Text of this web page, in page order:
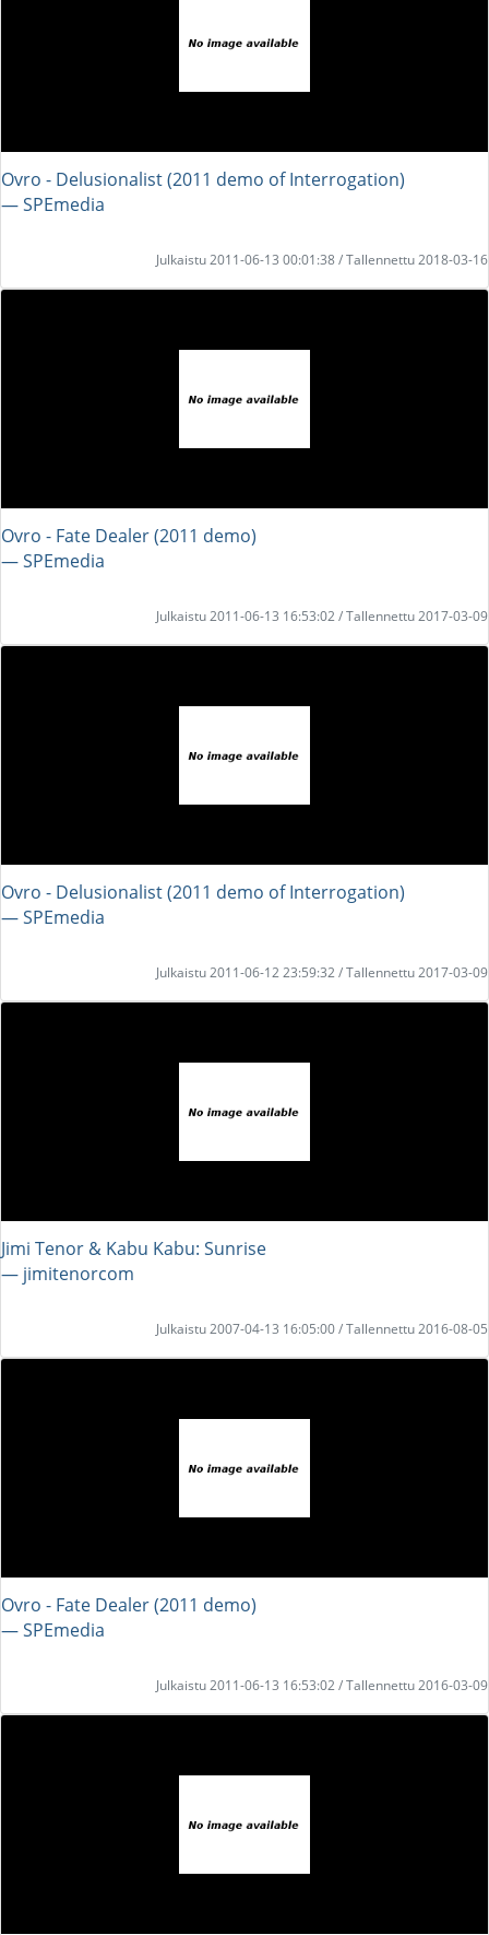
Ovro - Delusionalist (2011 demo of Interrogation)
― SPEmedia
Julkaistu 2011-06-13 00:01:38 / Tallennettu 2018-03-16
Ovro - Fate Dealer (2011 demo)
― SPEmedia
Julkaistu 2011-06-13 16:53:02 / Tallennettu 2017-03-09
Ovro - Delusionalist (2011 demo of Interrogation)
― SPEmedia
Julkaistu 2011-06-12 23:59:32 / Tallennettu 2017-03-09
Jimi Tenor & Kabu Kabu: Sunrise
― jimitenorcom
Julkaistu 2007-04-13 16:05:00 / Tallennettu 2016-08-05
Ovro - Fate Dealer (2011 demo)
― SPEmedia
Julkaistu 2011-06-13 16:53:02 / Tallennettu 2016-03-09